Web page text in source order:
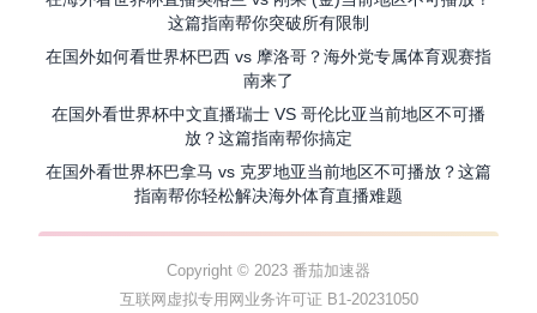
这篇指南帮你突破所有限制
在国外如何看世界杯巴西 vs 摩洛哥？海外党专属体育观赛指
南来了
在国外看世界杯中文直播瑞士 VS 哥伦比亚当前地区不可播
放？这篇指南帮你搞定
在国外看世界杯巴拿马 vs 克罗地亚当前地区不可播放？这篇
指南帮你轻松解决海外体育直播难题
Copyright © 2023 番茄加速器
互联网虚拟专用网业务许可证 B1-20231050